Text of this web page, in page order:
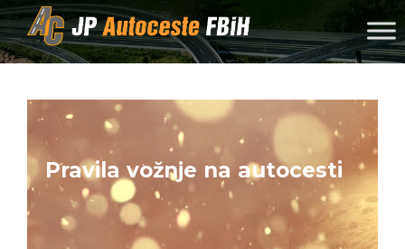
Skip to content
Pravila vožnje na autocesti